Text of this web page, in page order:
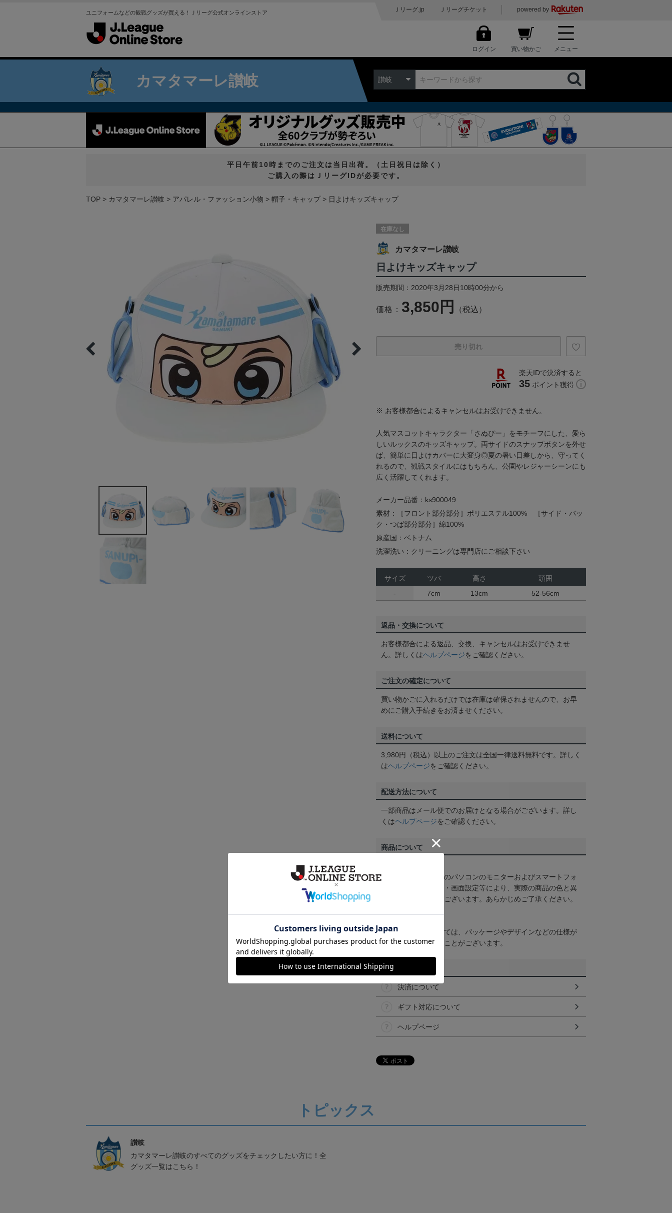
ユニフォームなどの観戦グッズが買える！Ｊリーグ公式オンラインストア Ｊリーグ.jp Ｊリーグチケット powered by
ログイン 買い物かご メニュー
カマタマーレ讃岐 讃岐
平日午前10時までのご注文は当日出荷。（土日祝日は除く）
ご購入の際はＪリーグIDが必要です。
TOP カマタマーレ讃岐 アパレル・ファッション小物 帽子・キャップ 日よけキッズキャップ
在庫なし
カマタマーレ讃岐
日よけキッズキャップ
販売期間：2020年3月28日10時00分から
価格： 3,850円 （税込）
売り切れ
楽天IDで決済すると
35 ポイント獲得
※ お客様都合によるキャンセルはお受けできません。
人気マスコットキャラクター「さぬぴー」をモチーフにした、愛ら
しいルックスのキッズキャップ。両サイドのスナップボタンを外せ
ば、簡単に日よけカバーに大変身◎夏の暑い日差しから、守ってく
れるので、観戦スタイルにはもちろん、公園やレジャーシーンにも
広く活躍してくれます。
メーカー品番：ks900049
素材：［フロント部分部分］ポリエステル100% ［サイド・バッ
ク・つば部分部分］綿100%
原産国：ベトナム
洗濯洗い：クリーニングは専門店にご相談下さい
サイズ ツバ 高さ
頭囲
-
7cm 13cm 52-56cm
返品・交換について
お客様都合による返品、交換、キャンセルはお受けできませ
ん。詳しくはヘルプページをご確認ください。
ご注文の確定について
買い物かごに入れるだけでは在庫は確保されませんので、お早
めにご購入手続きをお済ませください。
送料について
3,980円（税込）以上のご注文は全国一律送料無料です。詳しく
はヘルプページをご確認ください。
配送方法について
一部商品はメール便でのお届けとなる場合がございます。詳し
くはヘルプページをご確認ください。
商品について
商品画像は、お使いのパソコンのモニターおよびスマートフォ
ンのメーカー・機種・画面設定等により、実際の商品の色と異
なって見える場合がございます。あらかじめご了承ください。
取り扱い商品によっては、パッケージやデザインなどの仕様が
予告なく変更になることがございます。
その他
決済について
ギフト対応について
ヘルプページ
トピックス
讃岐
カマタマーレ讃岐のすべてのグッズをチェックしたい方に！全
グッズ一覧はこちら！